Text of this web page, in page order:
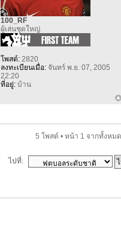
100_RF
ผู้เล่นชุดใหญ่
โพสต์:2820
ลงทะเบียนเมื่อ:จันทร์ พ.ย. 07, 2005
22:20
ที่อยู่:บ้าน
5 โพสต์ • หน้า 1 จากทั้งหมด
ไปที่: